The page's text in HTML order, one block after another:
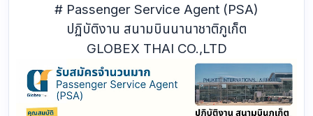
# Passenger Service Agent (PSA)
ปฏิบัติงาน สนามบินนานาชาติภูเก็ต
GLOBEX THAI CO.,LTD